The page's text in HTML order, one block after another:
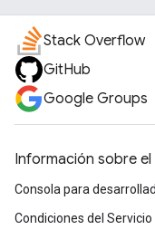
Stack Overflow
GitHub
Google Groups
Información sobre
Consola para
Condiciones del Servicio